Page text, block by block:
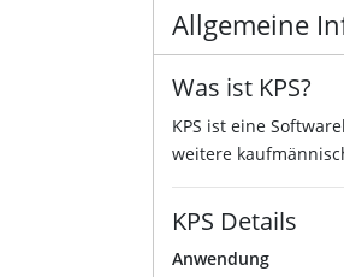
Allgemeine
Was ist KPS?
KPS ist eine
weitere
KPS Details
Anwendung